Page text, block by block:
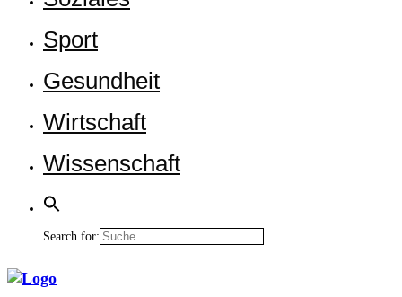
Sport
Gesund­heit
Wirt­schaft
Wis­sen­schaft
Search for: